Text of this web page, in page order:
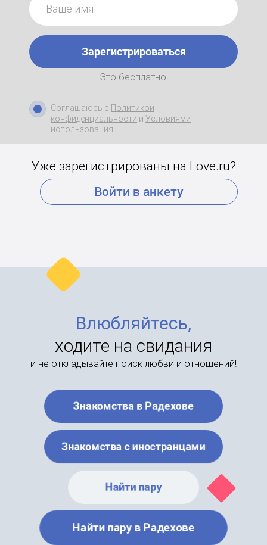
Зарегистрироваться
Это бесплатно!
Соглашаюсь с Политикой
конфиденциальности и Условиями
использования
Уже зарегистрированы на Love.ru?
Войти в анкету
Влюбляйтесь,
ходите на свидания
и не откладывайте поиск любви и отношений!
Знакомства в Радехове
Знакомства с иностранцами
Найти пару
Найти пару в Радехове